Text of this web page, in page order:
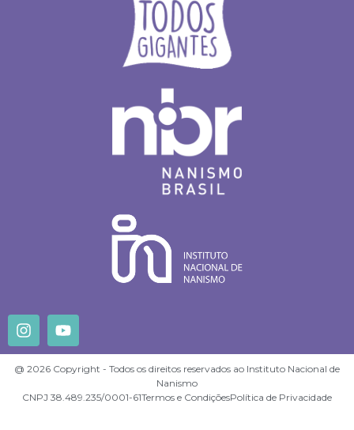
@ 2026 Copyright - Todos os direitos reservados ao Instituto Nacional de
Nanismo
CNPJ 38.489.235/0001-61Termos e CondiçõesPolítica de Privacidade